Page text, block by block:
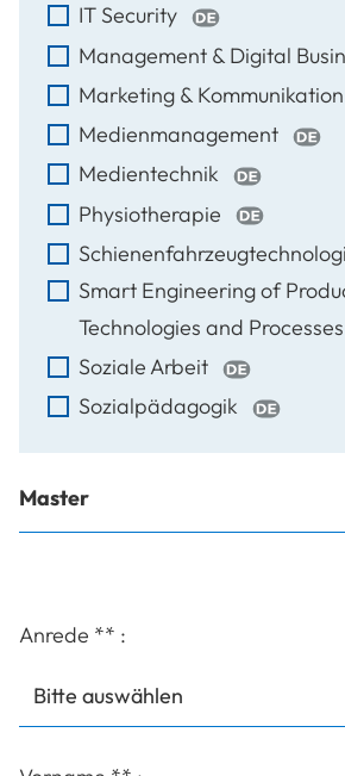
IT Security
Management & Digital
Marketing & Kommunikation
Medienmanagement
Medientechnik
Physiotherapie
Smart Engineering of
Technologies and Processes
Soziale Arbeit
Sozialpädagogik
Master
Anrede ** :